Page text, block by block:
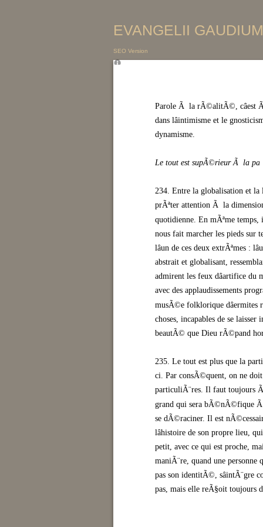
EVANGELII
Parole Ã la rÃ©alitÃ©, câest
dans lâintimisme et le
dynamisme.
Le tout est supÃ©rieur Ã la
234. Entre la globalisation et la
prÃªter attention Ã la
quotidienne. En mÃªme
nous fait marcher les pieds sur
lâun de ces deux extrÃªmes :
abstrait et globalisant,
admirent les feux dâartifice
avec des applaudissements
musÃ©e folklorique
choses, incapables de se
beautÃ© que Dieu rÃ©pand
235. Le tout est plus que la
ci. Par consÃ©quent, on ne
particuliÃ¨res. Il faut toujours
grand qui sera bÃ©nÃ©fique Ã
se dÃ©raciner. Il est
lâhistoire de son propre lieu,
petit, avec ce qui est proche,
maniÃ¨re, quand une
pas son identitÃ©, sâintÃ¨gre
pas, mais elle reÃ§oit toujours
SEO Version